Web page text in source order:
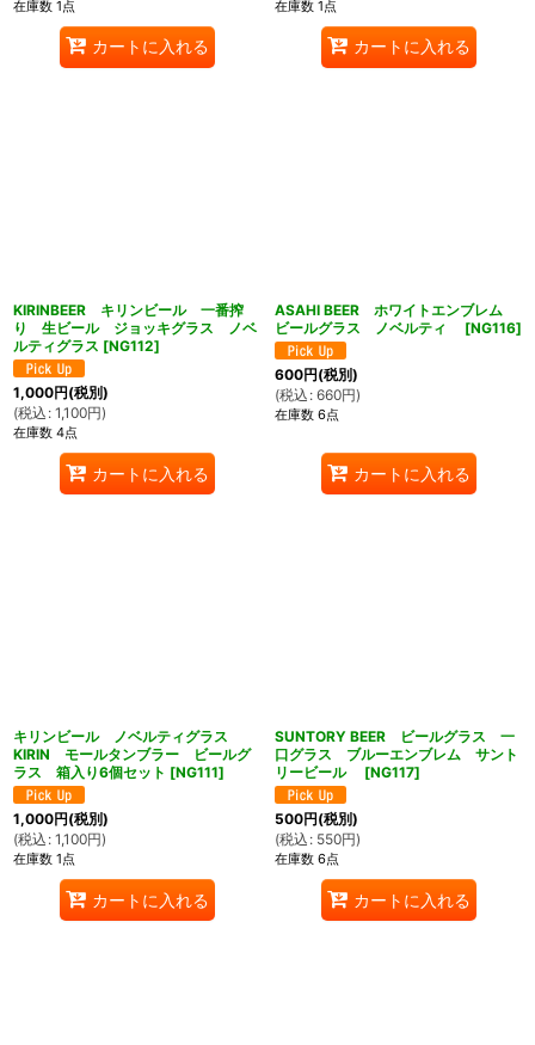
在庫数 1点
カートに入れる
在庫数 1点
カートに入れる
KIRINBEER キリンビール 一番搾
り 生ビール ジョッキグラス ノベ
ルティグラス [NG112]
1,000円(税別)
(税込 : 1,100円)
在庫数 4点
カートに入れる
ASAHI BEER ホワイトエンブレム
ビールグラス ノベルティ
[NG116]
600円(税別)
(税込 : 660円)
在庫数 6点
カートに入れる
キリンビール ノベルティグラス
KIRIN モールタンブラー ビールグ
ラス 箱入り6個セット [NG111]
1,000円(税別)
(税込 : 1,100円)
在庫数 1点
カートに入れる
SUNTORY BEER ビールグラス 一
口グラス ブルーエンブレム サント
リービール
[NG117]
500円(税別)
(税込 : 550円)
在庫数 6点
カートに入れる